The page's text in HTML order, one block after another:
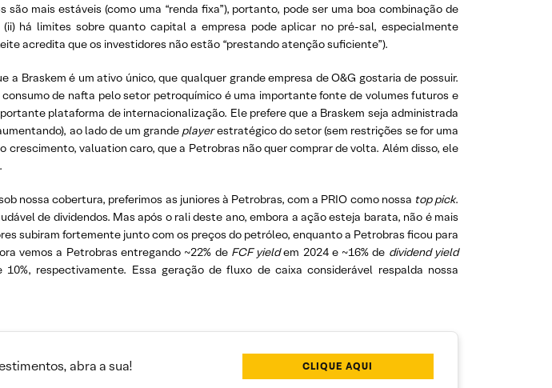
mais estáveis ​​(como uma “renda fixa”), portanto, pode ser uma boa combinação de
há limites sobre quanto capital a empresa pode aplicar no pré-sal, especialmente
acredita que os investidores não estão “prestando atenção suficiente”).
a Braskem é um ativo único, que qualquer grande empresa de O&G gostaria de possuir.
de nafta pelo setor petroquímico é uma importante fonte de volumes futuros e
plataforma de internacionalização. Ele prefere que a Braskem seja administrada
ao lado de um grande playerestratégico do setor (sem restrições se for uma
crescimento, valuation caro, que a Petrobras não quer comprar de volta. Além disso, ele
nossa cobertura, preferimos as juniores à Petrobras, com a PRIO como nossa top pick.
de dividendos. Mas após o rali deste ano, embora a ação esteja barata, não é mais
subiram fortemente junto com os preços do petróleo, enquanto a Petrobras ficou para
vemos a Petrobras entregando ~22% de FCF yieldem 2024 e ~16% de dividend yield
respectivamente. Essa geração de fluxo de caixa considerável respalda nossa
abra a sua! CLIQUE AQUI